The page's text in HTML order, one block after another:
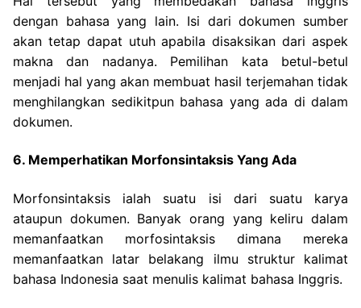
dengan bahasa yang lain. Isi dari dokumen sumber
akan tetap dapat utuh apabila disaksikan dari aspek
makna dan nadanya. Pemilihan kata betul-betul
menjadi hal yang akan membuat hasil terjemahan tidak
menghilangkan sedikitpun bahasa yang ada di dalam
dokumen.
6. Memperhatikan Morfonsintaksis Yang Ada
Morfonsintaksis ialah suatu isi dari suatu karya
ataupun dokumen. Banyak orang yang keliru dalam
memanfaatkan morfosintaksis dimana mereka
memanfaatkan latar belakang ilmu struktur kalimat
bahasa Indonesia saat menulis kalimat bahasa Inggris.